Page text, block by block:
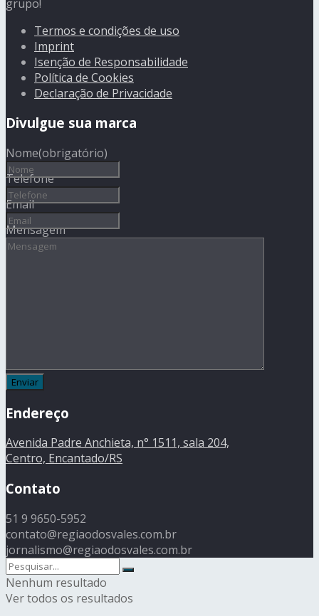
grupo!
Termos e condições de uso
Imprint
Isenção de Responsabilidade
Política de Cookies
Declaração de Privacidade
Divulgue sua marca
Nome(obrigatório)
Telefone
Email
Mensagem
Endereço
Avenida Padre Anchieta, n° 1511, sala 204,
Centro, Encantado/RS
Contato
51 9 9650-5952
contato@regiaodosvales.com.br
jornalismo@regiaodosvales.com.br
Nenhum resultado
Ver todos os resultados